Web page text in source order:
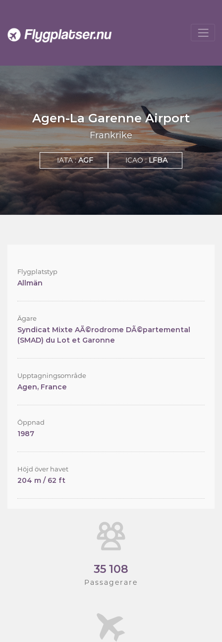
Agen-La Garenne Airport
Frankrike
IATA :AGF ICAO :LFBA
Flygplatstyp
Allmän
Ägare
Syndicat Mixte AÃ©rodrome DÃ©partemental
(SMAD) du Lot et Garonne
Upptagningsområde
Agen, France
Öppnad
1987
Höjd över havet
204 m / 62 ft
35 108
Passagerare